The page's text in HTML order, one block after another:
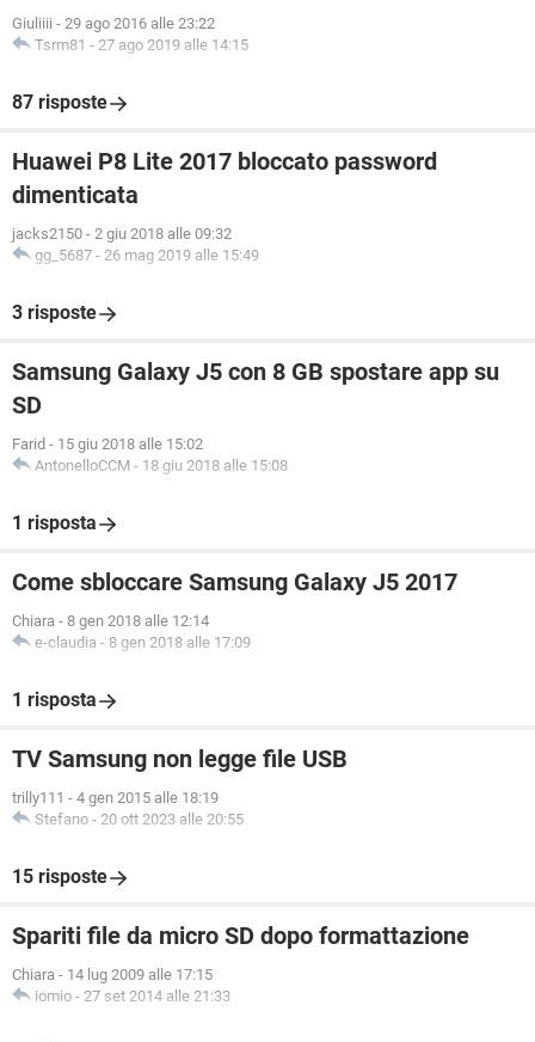
Giuliiii - 29 ago 2016 alle 23:22
Tsrm81 - 27 ago 2019 alle 14:15
87 risposte
Huawei P8 Lite 2017 bloccato password
dimenticata
jacks2150 - 2 giu 2018 alle 09:32
gg_5687 - 26 mag 2019 alle 15:49
3 risposte
Samsung Galaxy J5 con 8 GB spostare app su
SD
Farid - 15 giu 2018 alle 15:02
AntonelloCCM - 18 giu 2018 alle 15:08
1 risposta
Come sbloccare Samsung Galaxy J5 2017
Chiara - 8 gen 2018 alle 12:14
e-claudia - 8 gen 2018 alle 17:09
1 risposta
TV Samsung non legge file USB
trilly111 - 4 gen 2015 alle 18:19
Stefano - 20 ott 2023 alle 20:55
15 risposte
Spariti file da micro SD dopo formattazione
Chiara - 14 lug 2009 alle 17:15
iomio - 27 set 2014 alle 21:33